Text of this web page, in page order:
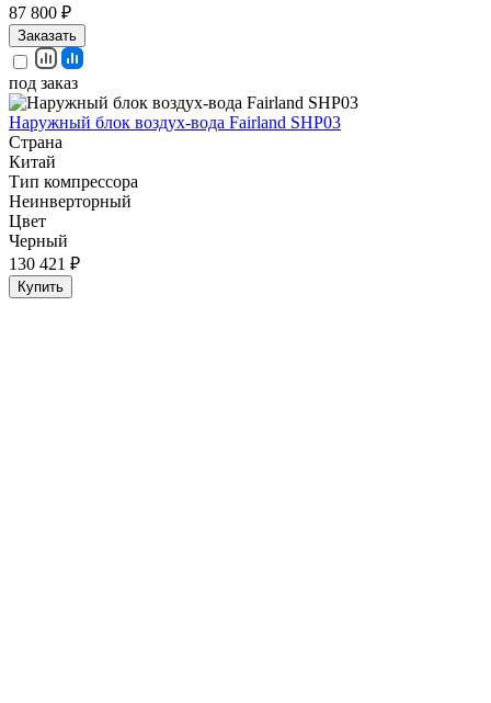
87 800 ₽
Заказать
под заказ
Наружный блок воздух-вода Fairland SHP03
Страна
Китай
Тип компрессора
Неинверторный
Цвет
Черный
130 421 ₽
Купить